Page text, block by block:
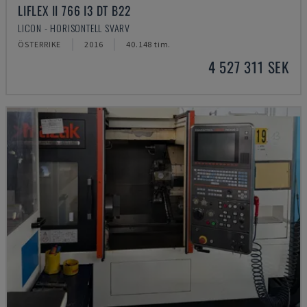
LIFLEX II 766 I3 DT B22
LICON - HORISONTELL SVARV
ÖSTERRIKE 2016 40.148 tim.
4 527 311 SEK